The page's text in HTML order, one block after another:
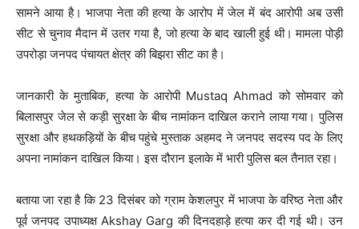
सामने आया है। भाजपा नेता की हत्या के आरोप में जेल में बंद आरोपी अब उसी
सीट से चुनाव मैदान में उतर गया है, जो हत्या के बाद खाली हुई थी। मामला पोड़ी
उपरोड़ा जनपद पंचायत क्षेत्र की बिझरा सीट का है।
जानकारी के मुताबिक, हत्या के आरोपी Mustaq Ahmad को सोमवार को
बिलासपुर जेल से कड़ी सुरक्षा के बीच नामांकन दाखिल कराने लाया गया। पुलिस
सुरक्षा और हथकड़ियों के बीच पहुंचे मुस्ताक अहमद ने जनपद सदस्य पद के लिए
अपना नामांकन दाखिल किया। इस दौरान इलाके में भारी पुलिस बल तैनात रहा।
बताया जा रहा है कि 23 दिसंबर को ग्राम केशलपुर में भाजपा के वरिष्ठ नेता और
पूर्व जनपद उपाध्यक्ष Akshay Garg की दिनदहाड़े हत्या कर दी गई थी। उन